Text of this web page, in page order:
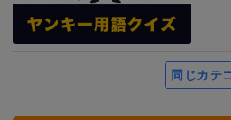
同じカテ